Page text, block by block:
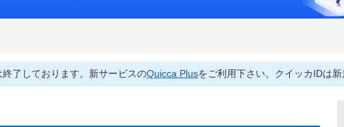
了しております。新サービスのQuicca Plusをご利用下さい。クイッカIDは新